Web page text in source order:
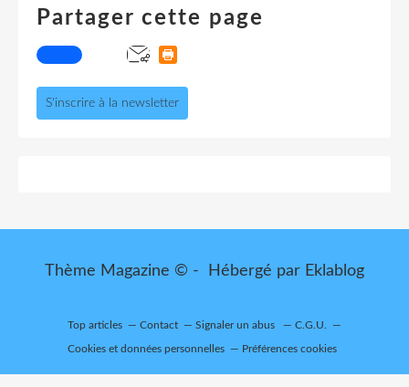
Partager cette page
S'inscrire à la newsletter
Thème Magazine © - Hébergé par Eklablog
Top articles Contact Signaler un abus C.G.U.
Cookies et données personnelles Préférences cookies